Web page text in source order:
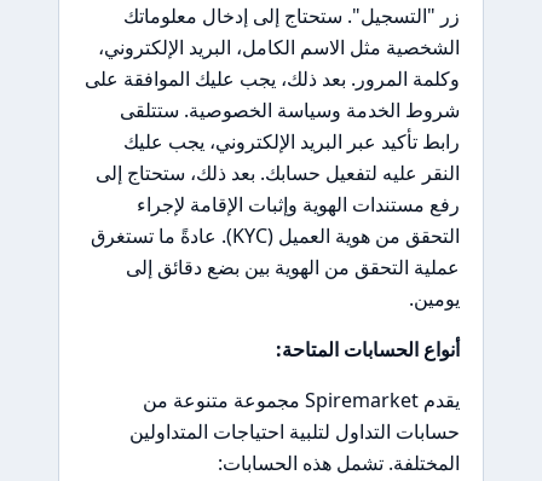
زر "التسجيل". ستحتاج إلى إدخال معلوماتك
الشخصية مثل الاسم الكامل، البريد الإلكتروني،
وكلمة المرور. بعد ذلك، يجب عليك الموافقة على
شروط الخدمة وسياسة الخصوصية. ستتلقى
رابط تأكيد عبر البريد الإلكتروني، يجب عليك
النقر عليه لتفعيل حسابك. بعد ذلك، ستحتاج إلى
رفع مستندات الهوية وإثبات الإقامة لإجراء
التحقق من هوية العميل (KYC). عادةً ما تستغرق
عملية التحقق من الهوية بين بضع دقائق إلى
يومين.
أنواع الحسابات المتاحة:
يقدم Spiremarket مجموعة متنوعة من
حسابات التداول لتلبية احتياجات المتداولين
المختلفة. تشمل هذه الحسابات: